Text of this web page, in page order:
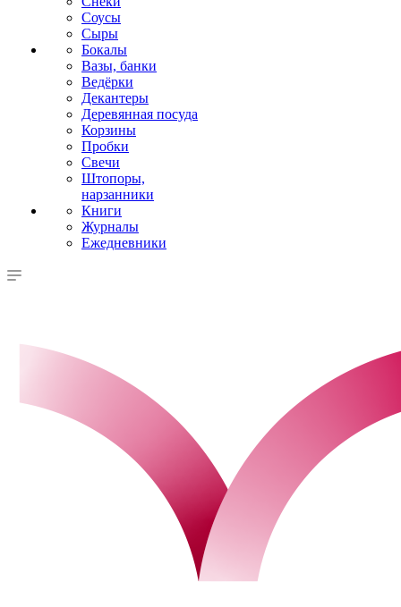
Соусы
Сыры
Бокалы
Вазы, банки
Ведёрки
Декантеры
Деревянная посуда
Корзины
Пробки
Свечи
Штопоры,
нарзанники
Книги
Журналы
Ежедневники